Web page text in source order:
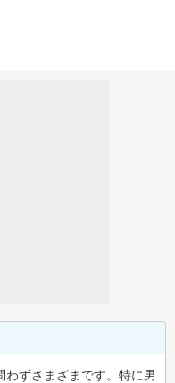
ずさまざまです。特に男